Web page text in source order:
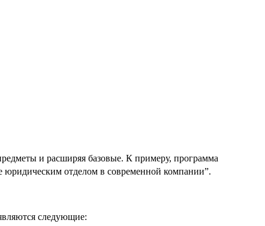
и расширяя базовые. К примеру, программа
отделом в современной компании”.
следующие: